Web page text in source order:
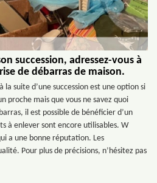
succession, adressez-vous à
de débarras de maison.
la suite d’une succession est une option si
proche mais que vous ne savez quoi
il est possible de bénéficier d’un
à enlever sont encore utilisables. W
a une bonne réputation. Les
Pour plus de précisions, n’hésitez pas